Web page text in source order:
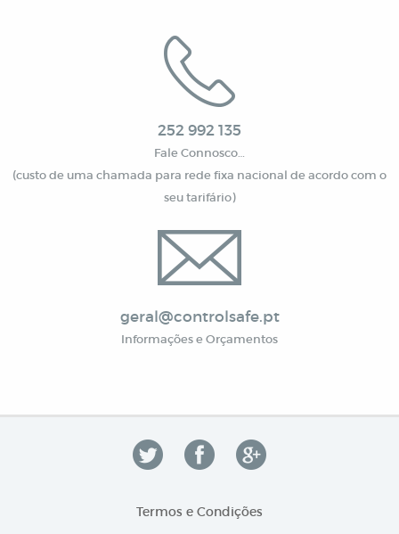
252 992 135
Fale Connosco…
(custo de uma chamada para rede fixa nacional de acordo com o
seu tarifário)
geral@controlsafe.pt
Informações e Orçamentos
Termos e Condições